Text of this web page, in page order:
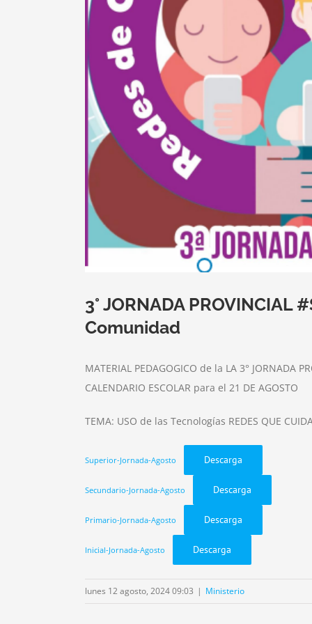
3° JORNADA PROVINCIAL
Comunidad
MATERIAL PEDAGOGICO de la LA 3° JORNADA
CALENDARIO ESCOLAR para el 21 DE AGOSTO
TEMA: USO de las Tecnologías REDES QUE
Superior-Jornada-Agosto Descarga
Secundario-Jornada-Agosto Descarga
Primario-Jornada-Agosto Descarga
Inicial-Jornada-Agosto Descarga
lunes 12 agosto, 2024 09:03 | Ministerio